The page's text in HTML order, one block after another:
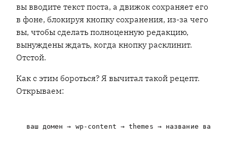
вы вводите текст поста, а движок сохраняет его
в фоне, блокируя кнопку сохранения, из-за чего
вы, чтобы сделать полноценную редакцию,
вынуждены ждать, когда кнопку расклинит.
Отстой.
Как с этим бороться? Я вычитал такой рецепт.
Открываем:
ваш домен → wp-content → themes → название